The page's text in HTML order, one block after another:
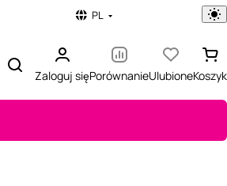
PL
Zaloguj sięPorównanieUlubioneKoszyk